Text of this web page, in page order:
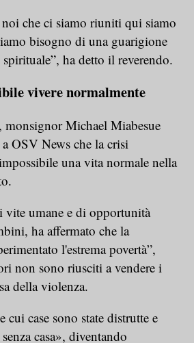
noi che ci siamo riuniti qui siamo
bisogno di una guarigione
ha detto il reverendo.
vivere normalmente
monsignor Michael Miabesue
OSV News che la crisi
una vita normale nella
vite umane e di opportunità
ha affermato che la
l'estrema povertà”,
non sono riusciti a vendere i
della violenza.
cui case sono state distrutte e
casa», diventando